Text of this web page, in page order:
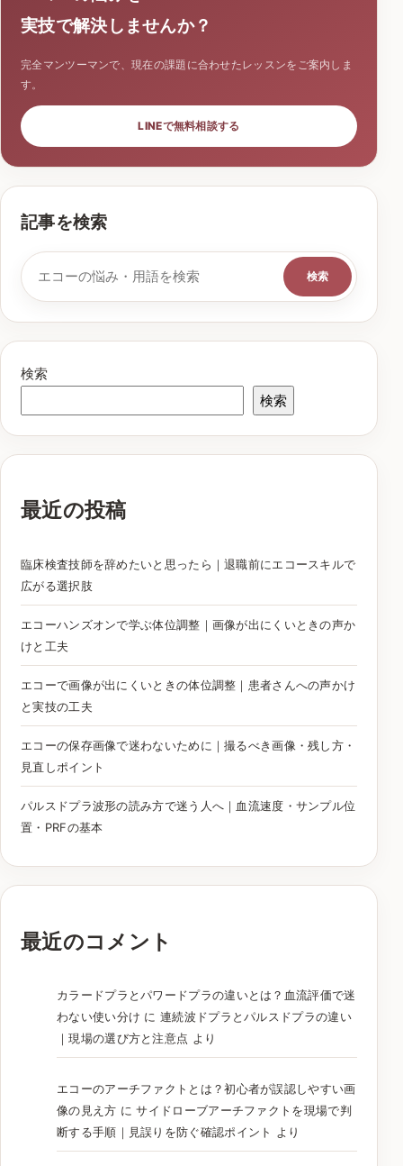
実技で解決しませんか？
完全マンツーマンで、現在の課題に合わせたレッスンをご案内しま
す。
LINEで無料相談する
記事を検索
検索キーワード
検索
検索
検索
最近の投稿
臨床検査技師を辞めたいと思ったら｜退職前にエコースキルで
広がる選択肢
エコーハンズオンで学ぶ体位調整｜画像が出にくいときの声か
けと工夫
エコーで画像が出にくいときの体位調整｜患者さんへの声かけ
と実技の工夫
エコーの保存画像で迷わないために｜撮るべき画像・残し方・
見直しポイント
パルスドプラ波形の読み方で迷う人へ｜血流速度・サンプル位
置・PRFの基本
最近のコメント
カラードプラとパワードプラの違いとは？血流評価で迷
わない使い分け に連続波ドプラとパルスドプラの違い
｜現場の選び方と注意点 より
エコーのアーチファクトとは？初心者が誤認しやすい画
像の見え方 にサイドローブアーチファクトを現場で判
断する手順｜見誤りを防ぐ確認ポイント より